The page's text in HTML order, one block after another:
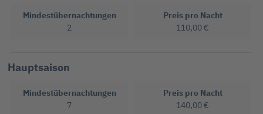
Mindestübernachtungen
2
Preis pro Nacht
110,00 €
Hauptsaison
Mindestübernachtungen
7
Preis pro Nacht
140,00 €